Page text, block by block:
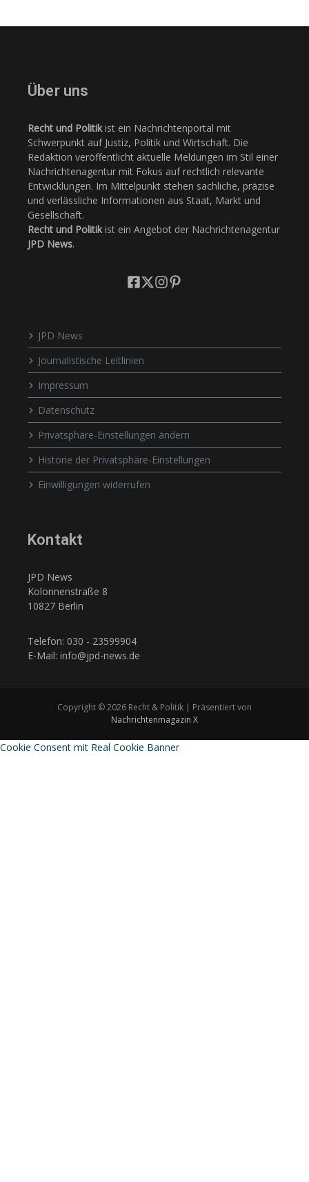
Über uns
Recht und Politikist ein Nachrichtenportal mit
Schwerpunkt auf Justiz, Politik und Wirtschaft. Die
Redaktion veröffentlicht aktuelle Meldungen im Stil einer
Nachrichtenagentur mit Fokus auf rechtlich relevante
Entwicklungen. Im Mittelpunkt stehen sachliche, präzise
und verlässliche Informationen aus Staat, Markt und
Gesellschaft.
Recht und Politikist ein Angebot der Nachrichtenagentur
JPD News.
JPD News
Journalistische Leitlinien
Impressum
Datenschutz
Privatsphäre-Einstellungen ändern
Historie der Privatsphäre-Einstellungen
Einwilligungen widerrufen
Kontakt
JPD News
Kolonnenstraße 8
10827 Berlin
Telefon: 030 - 23599904
E-Mail: info@jpd-news.de
Copyright © 2026 Recht & Politik | Präsentiert von
Nachrichtenmagazin X
Cookie Consent mit Real Cookie Banner